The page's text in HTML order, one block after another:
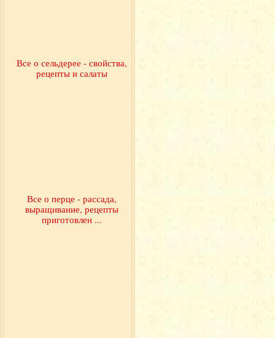
Все о сельдерее - свойства,
рецепты и салаты
Все о перце - рассада,
выращивание, рецепты
приготовлен ...